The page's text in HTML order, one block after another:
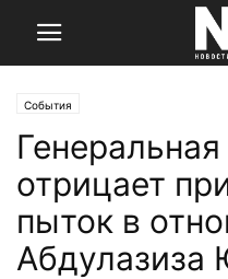
События
отрицает
пыток в
Абдулазиза